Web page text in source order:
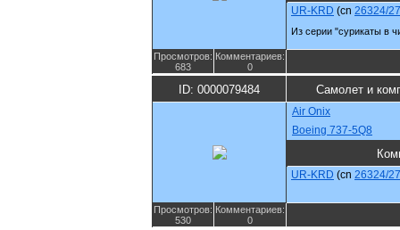
UR-KRD (cn 26324/
Из серии "сурикаты в
Просмотров:
683
Комментариев:
0
ID: 0000079484 Самолет и
Air Onix
Boeing 737-5Q8
UR-KRD (cn 26324/
Просмотров:
530
Комментариев:
0